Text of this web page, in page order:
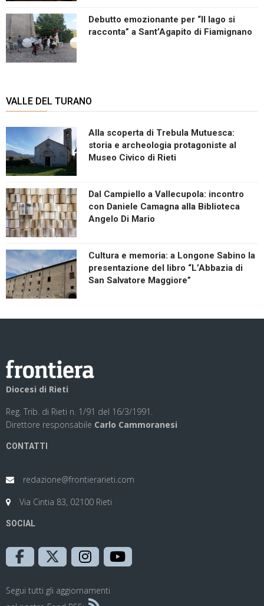
Debutto emozionante per “Il lago si
racconta” a Sant’Agapito di Fiamignano
VALLE DEL TURANO
Alla scoperta di Trebula Mutuesca:
storia e archeologia protagoniste al
Museo Civico di Rieti
Dal Campiello a Vallecupola: incontro
con Daniele Camagna alla Biblioteca
Angelo Di Mario
Cultura e memoria: a Longone Sabino la
presentazione del libro “L’Abbazia di
San Salvatore Maggiore”
Diocesi di Rieti
Reg. Trib. di Rieti n. 1/91 del 16/3/1991.
Direttore responsabile Carlo Cammoranesi
CONTATTI
redazione@frontierarieti.com
Via Cintia 83, 02100 Rieti
SOCIAL
Segui tutti gli aggiornamenti